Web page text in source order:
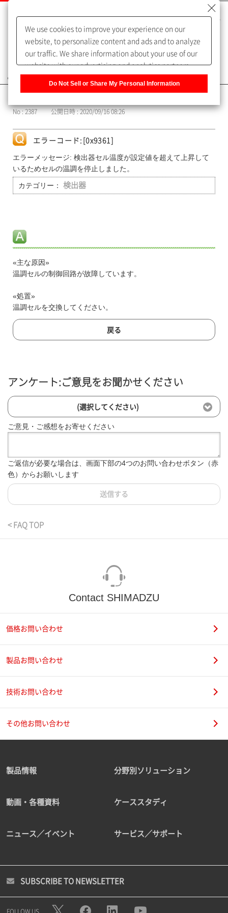
よくあるご質問（FAQ）
No : 2387 公開日時 : 2020/09/16 08:26
エラーコード:[0x9361]
エラーメッセージ: 検出器セル温度が設定値を超えて上昇して
いるためセルの温調を停止しました。
カテゴリー： 検出器
«主な原因»
温調セルの制御回路が故障しています。
«処置»
温調セルを交換してください。
戻る
アンケート:ご意見をお聞かせください
(選択してください)
ご意見・ご感想をお寄せください
ご返信が必要な場合は、画面下部の4つのお問い合わせボタン（赤
色）からお願いします
送信する
< FAQ TOP
Contact SHIMADZU
価格お問い合わせ
製品お問い合わせ
技術お問い合わせ
その他お問い合わせ
製品情報 分野別ソリューション
動画・各種資料 ケーススタディ
ニュース／イベント サービス／サポート
SUBSCRIBE TO NEWSLETTER
FOLLOW US
We use cookies to improve your experience on our
website, to personalize content and ads and to analyze
our traffic. We share information about your use of our
website with our advertising and analytics partners,
of our sharing information about you with our partners.
Information] to customize your cookie settings on our
Do Not Sell or Share My Personal Information